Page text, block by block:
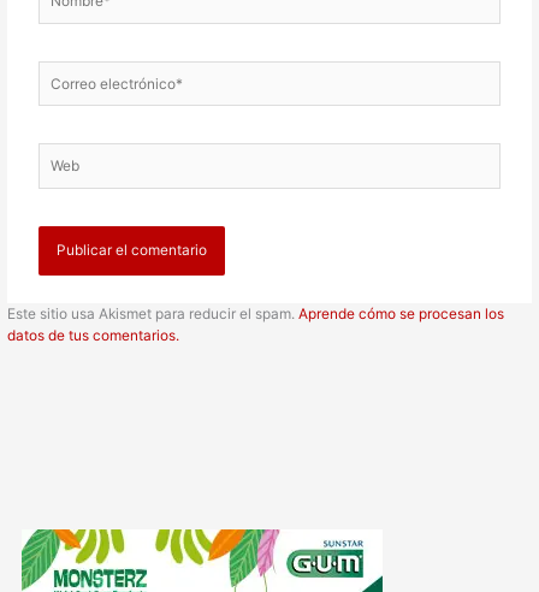
electrónico*
Este sitio usa Akismet para reducir el spam.Aprende cómo se procesan los
datos de tus comentarios.